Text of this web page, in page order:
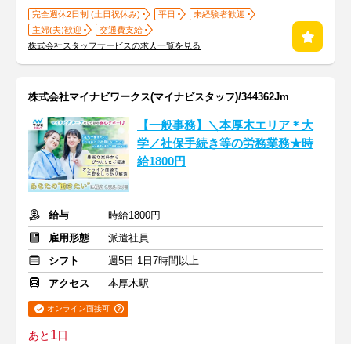
完全週休2日制 (土日祝休み) 平日
未経験者歓迎
主婦(夫)歓迎
交通費支給
株式会社スタッフサービスの求人一覧を見る
株式会社マイナビワークス(マイナビスタッフ)/344362Jm
【一般事務】＼本厚木エリア＊大
学／社保手続き等の労務業務★時
給1800円
給与
時給1800円
雇用形態
派遣社員
シフト
週5日 1日7時間以上
アクセス
本厚木駅
オンライン面接可
あと 1日